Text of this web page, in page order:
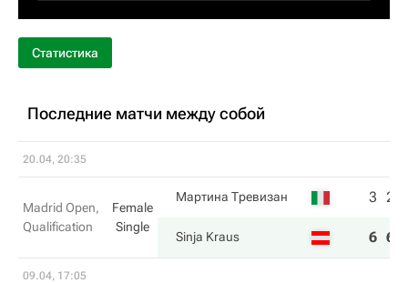
Статистика
Последние матчи между собой
20.04, 20:35
Madrid Open,
Qualification
Female
Single
Мартина Тревизан 3 2
Sinja Kraus 6 6
09.04, 17:05